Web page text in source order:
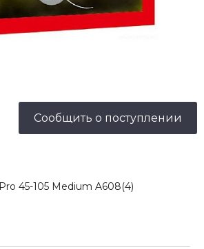
Сообщить о поступлении
45-105 Medium A608(4)